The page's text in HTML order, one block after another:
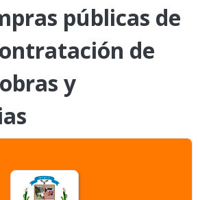
públicas de
de
y